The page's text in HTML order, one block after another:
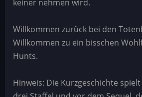
keiner nehmen wird.
Willkommen zurück bei den
Willkommen zu ein bisschen
Hunts.
Hinweis: Die Kurzgeschichte